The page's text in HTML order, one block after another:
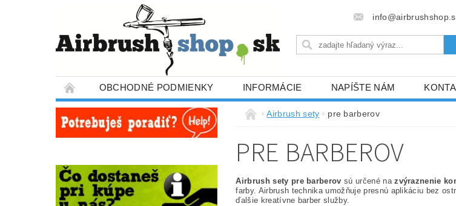
OBCHODNÉ PODMIENKY INFORMÁCIE NAPÍŠTE NÁM
Airbrush sety pre barberov
PRE BARBEROV
Airbrush sety pre barberov sú určené nazvýraznenie
farby. Airbrush technika umožňuje presnú aplikáciu bez
ďalšie kreatívne barber služby.